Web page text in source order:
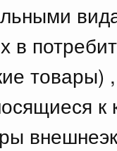
в
товары)